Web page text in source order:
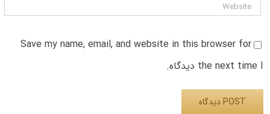
Save my name, email, and website in this browser for
the next time I دیدگاه.